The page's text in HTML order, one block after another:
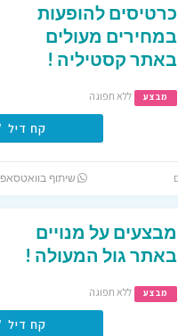
כרטיסים להופעות
במחירים מעולים
באתר קסטיליה !
מבצע ללא תפוגה
קח דיל
שיתוף בוואטסאפ
מבצעים על מנויים
באתר גול המעולה !
מבצע ללא תפוגה
קח דיל